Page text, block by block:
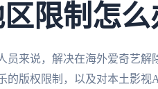
限制怎么
员来说，解决在海外爱奇艺解
的版权限制，以及对本土影视